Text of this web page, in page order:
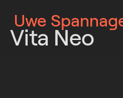
Uwe
Vita Neo